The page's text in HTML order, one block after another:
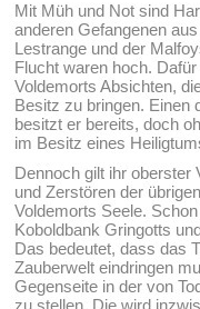
Mit Müh und Not sind
anderen Gefangenen
Lestrange und der
Flucht waren hoch.
Voldemorts Absichten,
Besitz zu bringen. Einen
besitzt er bereits, doch
im Besitz eines
Dennoch gilt ihr oberster
und Zerstören der
Voldemorts Seele.
Koboldbank Gringotts
Das bedeutet, dass das
Zauberwelt eindringen
Gegenseite in der von
zu stellen. Die wird